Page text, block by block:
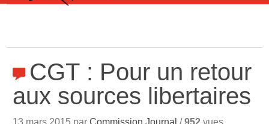
CGT : Pour un retour
aux sources libertaires
13 mars 2015 parCommission Journal /952 vues